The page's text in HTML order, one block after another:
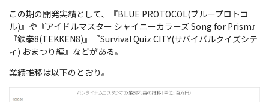
この期の開発実績として、『BLUE PROTOCOL(ブループロトコ
ル)』や『アイドルマスター シャイニーカラーズ Song for Prism』
『鉄拳8(TEKKEN8)』『Survival Quiz CITY(サバイバルクイズシテ
ィ) おまつり編』などがある。
業績推移は以下のとおり。